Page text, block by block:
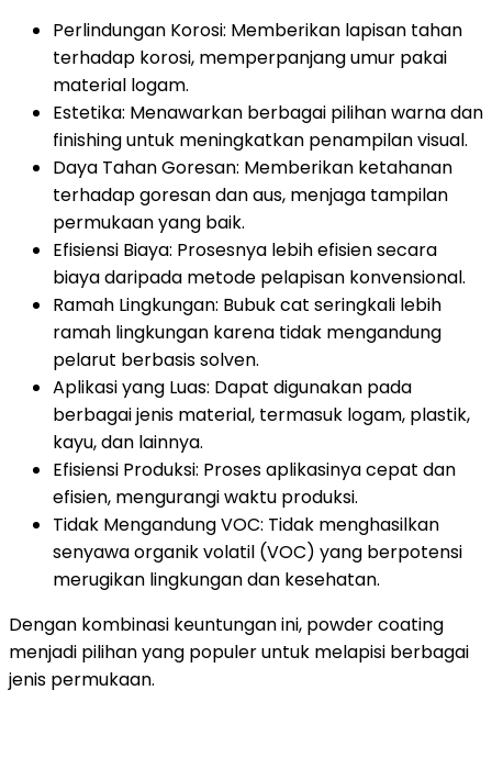
Perlindungan Korosi: Memberikan lapisan tahan
terhadap korosi, memperpanjang umur pakai
material logam.
Estetika: Menawarkan berbagai pilihan warna dan
finishing untuk meningkatkan penampilan visual.
Daya Tahan Goresan: Memberikan ketahanan
terhadap goresan dan aus, menjaga tampilan
permukaan yang baik.
Efisiensi Biaya: Prosesnya lebih efisien secara
biaya daripada metode pelapisan konvensional.
Ramah Lingkungan: Bubuk cat seringkali lebih
ramah lingkungan karena tidak mengandung
pelarut berbasis solven.
Aplikasi yang Luas: Dapat digunakan pada
berbagai jenis material, termasuk logam, plastik,
kayu, dan lainnya.
Efisiensi Produksi: Proses aplikasinya cepat dan
efisien, mengurangi waktu produksi.
Tidak Mengandung VOC: Tidak menghasilkan
senyawa organik volatil (VOC) yang berpotensi
merugikan lingkungan dan kesehatan.
Dengan kombinasi keuntungan ini, powder coating
menjadi pilihan yang populer untuk melapisi berbagai
jenis permukaan.